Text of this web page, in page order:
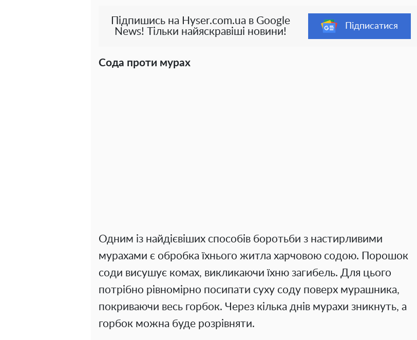
Підпишись на Hyser.com.ua в Google
News! Тільки найяскравіші новини!
Підписатися
Сода проти мурах
Одним із найдієвіших способів боротьби з настирливими
мурахами є обробка їхнього житла харчовою содою. Порошок
соди висушує комах, викликаючи їхню загибель. Для цього
потрібно рівномірно посипати суху соду поверх мурашника,
покриваючи весь горбок. Через кілька днів мурахи зникнуть, а
горбок можна буде розрівняти.